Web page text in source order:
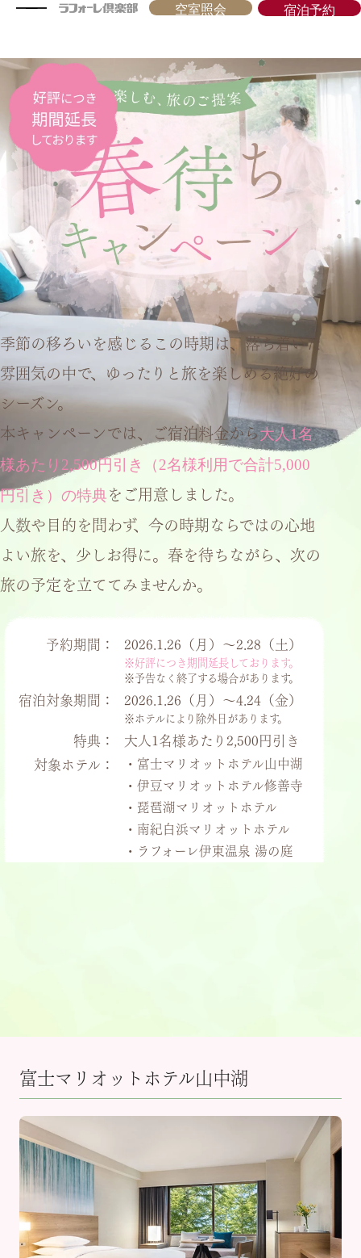
空室照会 宿泊予約
季節の移ろいを感じるこの時期は、落ち着いた
雰囲気の中で、ゆったりと旅を楽しめる絶好の
シーズン。
本キャンペーンでは、ご宿泊料金から 大人1名
様あたり2,500円引き（2名様利用で合計5,000
円引き）の特典 をご用意しました。
人数や目的を問わず、今の時期ならではの心地
よい旅を、少しお得に。春を待ちながら、次の
旅の予定を立ててみませんか。
予約期間： 2026.1.26（月）～2.28（土）
※好評につき期間延長しております。
※予告なく終了する場合があります。
宿泊対象期間： 2026.1.26（月）～4.24（金）
※ホテルにより除外日があります。
特典：
大人1名様あたり2,500円引き
対象ホテル：
・富士マリオットホテル山中湖
・伊豆マリオットホテル修善寺
・琵琶湖マリオットホテル
・南紀白浜マリオットホテル
・ラフォーレ伊東温泉 湯の庭
富士マリオットホテル山中湖